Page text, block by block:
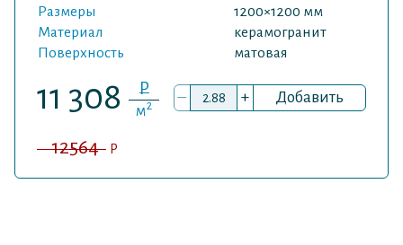
Размеры
1200×1200 мм
Материал
керамогранит
Поверхность
матовая
11 308 P
м2 – + Добавить
12564 P